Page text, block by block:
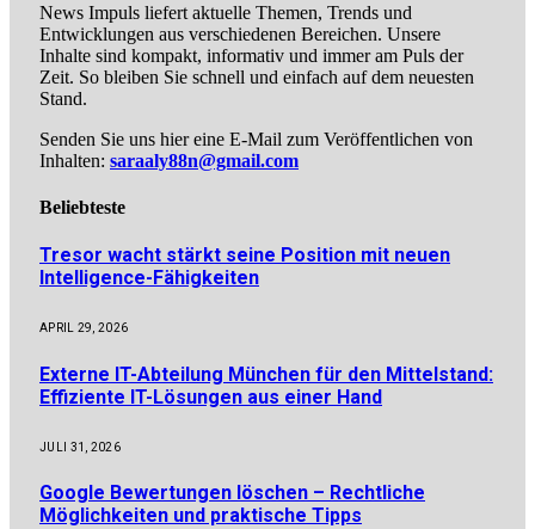
News Impuls liefert aktuelle Themen, Trends und
Entwicklungen aus verschiedenen Bereichen. Unsere
Inhalte sind kompakt, informativ und immer am Puls der
Zeit. So bleiben Sie schnell und einfach auf dem neuesten
Stand.
Senden Sie uns hier eine E-Mail zum Veröffentlichen von
Inhalten: saraaly88n@gmail.com
Beliebteste
Tresor wacht stärkt seine Position mit neuen
Intelligence-Fähigkeiten
APRIL 29, 2026
Externe IT-Abteilung München für den Mittelstand:
Effiziente IT-Lösungen aus einer Hand
JULI 31, 2026
Google Bewertungen löschen – Rechtliche
Möglichkeiten und praktische Tipps